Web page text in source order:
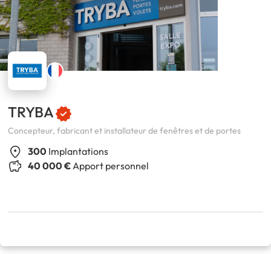
TRYBA
Concepteur, fabricant et installateur de fenêtres et de portes
300 Implantations
40 000 €Apport personnel